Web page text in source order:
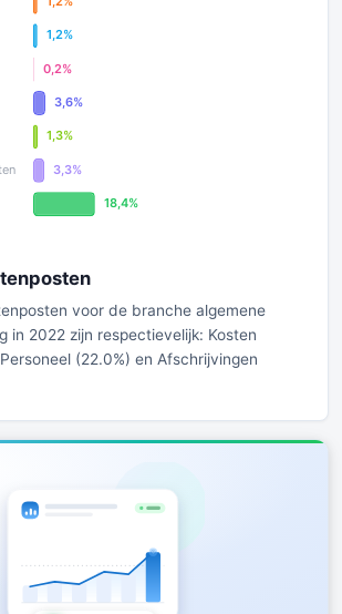
voor de branche algemene
in 2022 zijn respectievelijk: Kosten
(22.0%) en Afschrijvingen